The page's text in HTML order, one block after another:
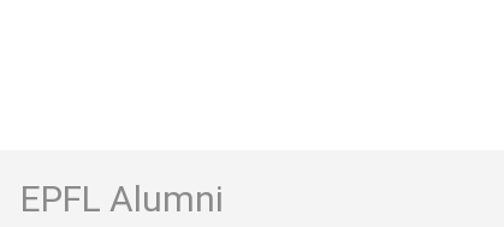
EPFL Alumni